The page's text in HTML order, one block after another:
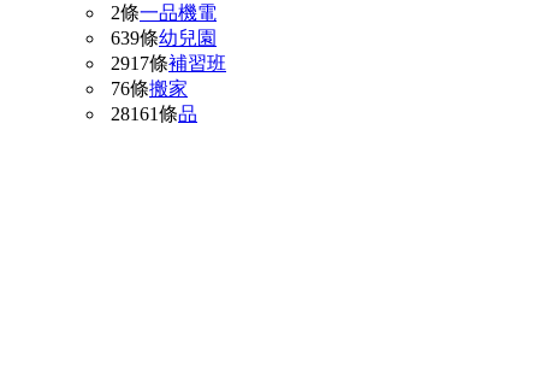
2條一品機電
639條幼兒園
2917條補習班
76條搬家
28161條品